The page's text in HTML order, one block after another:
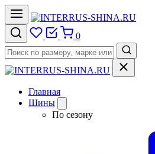
0
Главная
Шины
По сезону